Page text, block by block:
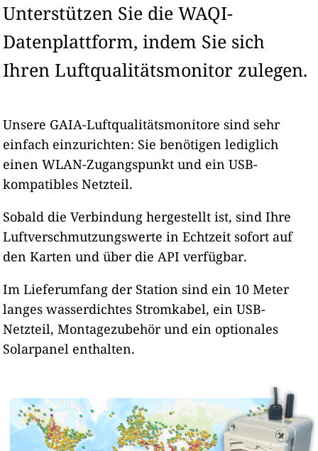
Unterstützen Sie die WAQI-
Datenplattform, indem Sie sich
Ihren Luftqualitätsmonitor zulegen.
Unsere GAIA-Luftqualitätsmonitore sind sehr
einfach einzurichten: Sie benötigen lediglich
einen WLAN-Zugangspunkt und ein USB-
kompatibles Netzteil.
Sobald die Verbindung hergestellt ist, sind Ihre
Luftverschmutzungswerte in Echtzeit sofort auf
den Karten und über die API verfügbar.
Im Lieferumfang der Station sind ein 10 Meter
langes wasserdichtes Stromkabel, ein USB-
Netzteil, Montagezubehör und ein optionales
Solarpanel enthalten.